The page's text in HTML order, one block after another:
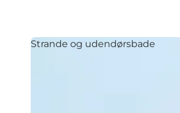
Strande og udendørsbade